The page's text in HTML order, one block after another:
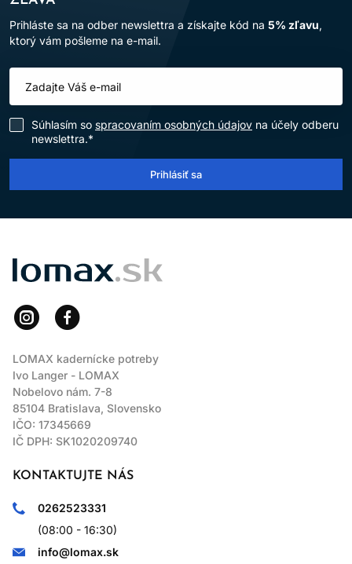
Prihláste sa na odber newslettra a získajte kód na 5% zľavu,
ktorý vám pošleme na e-mail.
Súhlasím so spracovaním osobných údajov na účely odberu
newslettra.*
Prihlásiť sa
LOMAX
LOMAX kadernícke potreby
Ivo Langer - LOMAX
Nobelovo nám. 7-8
85104 Bratislava, Slovensko
IČO: 17345669
IČ DPH: SK1020209740
KONTAKTUJTE NÁS
0262523331
(08:00 - 16:30)
info@lomax.sk